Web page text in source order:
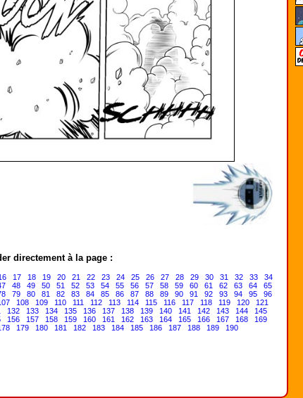
directement à la page :
17 18 19 20 21 22 23 24 25 26 27 28 29 30 31 32 33
34
48 49 50 51 52 53 54 55 56 57 58 59 60 61 62 63 64
65
79 80 81 82 83 84 85 86 87 88 89 90 91 92 93 94 95
96
108 109 110 111 112 113 114 115 116 117 118 119 120
121
132 133 134 135 136 137 138 139 140 141 142 143 144
145
156 157 158 159 160 161 162 163 164 165 166 167 168
169
179 180 181 182 183 184 185 186 187 188 189 190